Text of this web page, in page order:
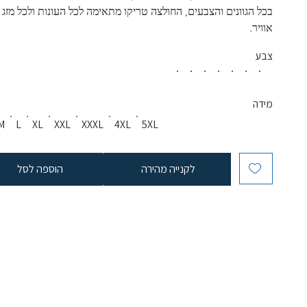
בכל הגוונים והצבעים, החולצה טריקו מתאימה לכל העונות ולכל מזג
אוויר.
צבע
L XL XXL XXXL 4XL 5XL
מידה
הוספה לסל לקנייה מהירה